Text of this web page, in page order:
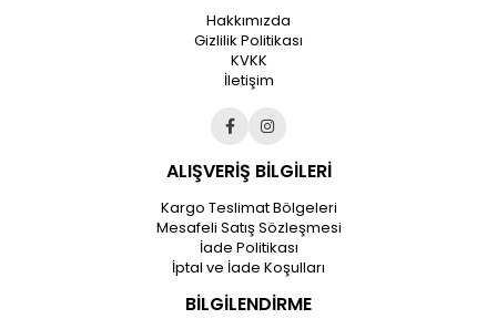
Hakkımızda
Gizlilik Politikası
KVKK
İletişim
ALIŞVERİŞ BİLGİLERİ
Kargo Teslimat Bölgeleri
Mesafeli Satış Sözleşmesi
İade Politikası
İptal ve İade Koşulları
BİLGİLENDİRME